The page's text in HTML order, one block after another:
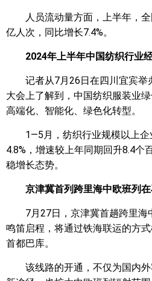
人员流动量方面，上半年，
亿人次，同比增长7.4%。
2024年上半年中国纺织行业
记者从7月26日在四川宜宾举
大会上了解到，中国纺织服装业
高端化、智能化、绿色化转型。
1—5月，纺织行业规模以上
4.8%，增速较上年同期回升8.4个
稳增长态势。
京津冀首列跨里海中欧班列
7月27日，京津冀首趟跨里
鸣笛启程，将通过铁海联运的方
首都巴库。
该线路的开通，不仅为国内